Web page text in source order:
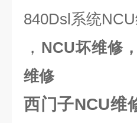
840Dsl系统
​， NCU坏维修
维修
西门子NCU维